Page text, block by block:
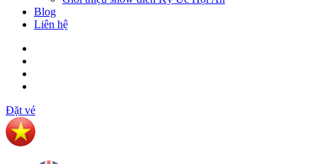
Blog
Liên hệ
Đặt vé